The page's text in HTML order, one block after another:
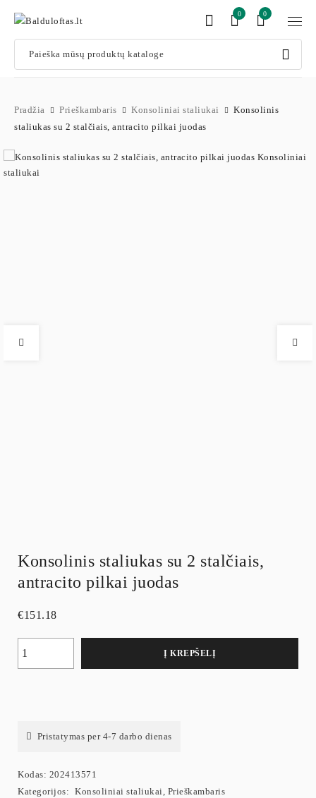
0
0
Pradžia Prieškambaris Konsoliniai staliukai
Konsolinis
staliukas su 2 stalčiais, antracito pilkai juodas
Konsolinis staliukas su 2 stalčiais,
antracito pilkai juodas
€151.18
Į KREPŠELĮ
Pristatymas per 4-7 darbo dienas
Kodas: 202413571
Kategorijos: Konsoliniai staliukai Prieškambaris